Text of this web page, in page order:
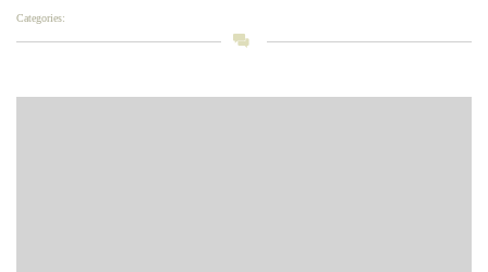
Categories: